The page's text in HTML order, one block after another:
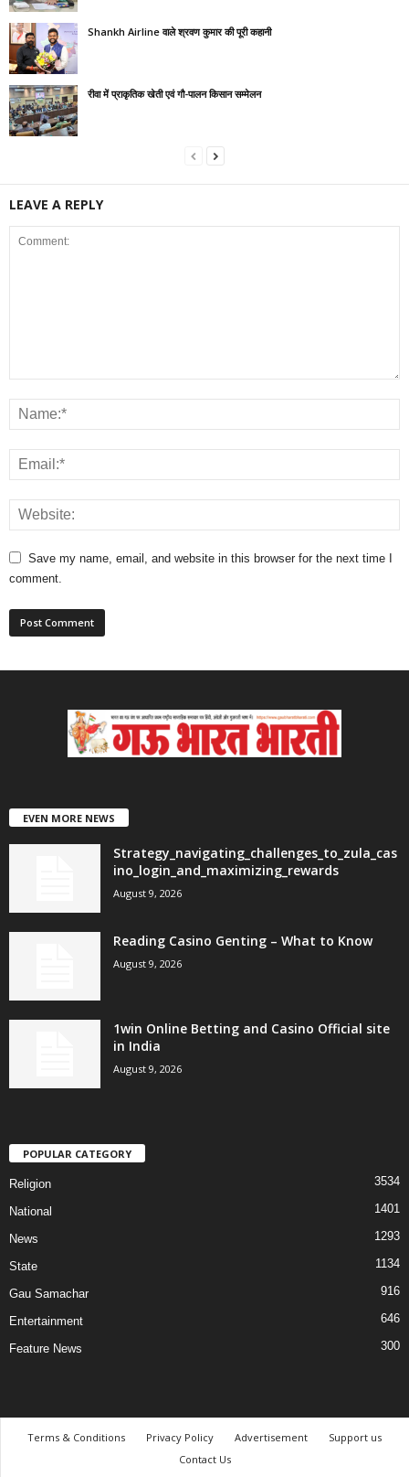
Shankh Airline वाले श्रवण कुमार की पूरी कहानी
रीवा में प्राकृतिक खेती एवं गौ-पालन किसान सम्मेलन
LEAVE A REPLY
Save my name, email, and website in this browser for the next time I
comment.
EVEN MORE NEWS
Strategy_navigating_challenges_to_zula_cas
ino_login_and_maximizing_rewards
August 9, 2026
Reading Casino Genting – What to Know
August 9, 2026
1win Online Betting and Casino Official site
in India
August 9, 2026
POPULAR CATEGORY
Religion 3534
National 1401
News 1293
State 1134
Gau Samachar 916
Entertainment 646
Feature News 300
Terms & Conditions Privacy Policy Advertisement
Support us
Contact Us